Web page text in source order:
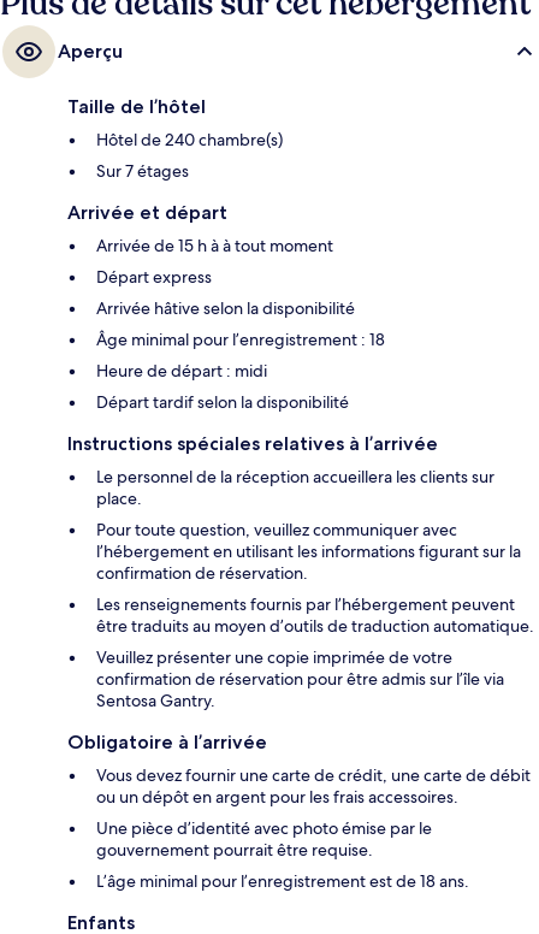
Aperçu
Taille de l’hôtel
Hôtel de 240 chambre(s)
Sur 7 étages
Arrivée et départ
Arrivée de 15 h à à tout moment
Départ express
Arrivée hâtive selon la disponibilité
Âge minimal pour l’enregistrement : 18
Heure de départ : midi
Départ tardif selon la disponibilité
Instructions spéciales relatives à l’arrivée
Le personnel de la réception accueillera les clients sur
place.
Pour toute question, veuillez communiquer avec
l’hébergement en utilisant les informations figurant sur la
confirmation de réservation.
Les renseignements fournis par l’hébergement peuvent
être traduits au moyen d’outils de traduction automatique.
Veuillez présenter une copie imprimée de votre
confirmation de réservation pour être admis sur l’île via
Sentosa Gantry.
Obligatoire à l’arrivée
Vous devez fournir une carte de crédit, une carte de débit
ou un dépôt en argent pour les frais accessoires.
Une pièce d’identité avec photo émise par le
gouvernement pourrait être requise.
L’âge minimal pour l’enregistrement est de 18 ans.
Enfants